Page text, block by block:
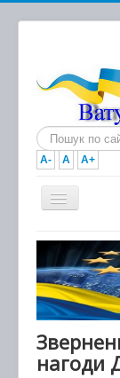
Пошук...
A- A A+
Головна
Новини
Документи
нагоди